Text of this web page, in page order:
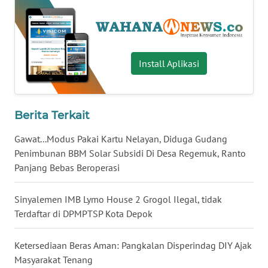
Install Aplikasi
Berita Terkait
Gawat...Modus Pakai Kartu Nelayan, Diduga Gudang
Penimbunan BBM Solar Subsidi Di Desa Regemuk, Ranto
Panjang Bebas Beroperasi
Sinyalemen IMB Lymo House 2 Grogol Ilegal, tidak
Terdaftar di DPMPTSP Kota Depok
Ketersediaan Beras Aman: Pangkalan Disperindag DIY Ajak
Masyarakat Tenang
WN
BABEL
WN
SUMBAR
SUMSEL
WN
BENGKULU
WN
LAMPUNG
JATENG